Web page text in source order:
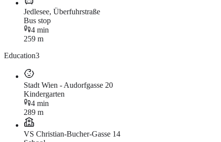
Jedlesee, Überfuhrstraße
Bus stop
4 min
259 m
Education3
Stadt Wien - Audorfgasse 20
Kindergarten
4 min
289 m
VS Christian-Bucher-Gasse 14